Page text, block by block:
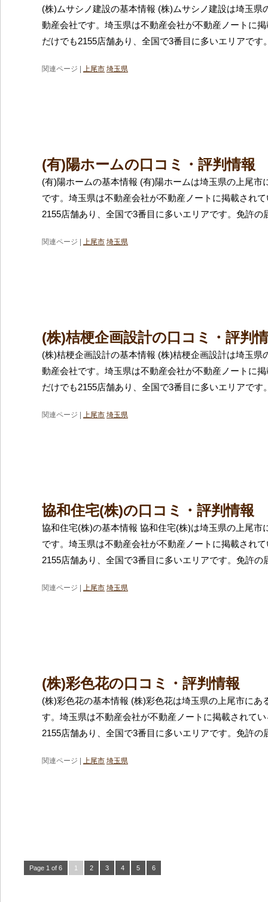
(株)ムサシノ建設の基本情報 (株)ムサシノ建設は埼玉県
動産会社です。埼玉県は不動産会社が不動産ノートに
だけでも2155店舗あり、全国で3番目に多いエリアです
関連ページ | 上尾市 埼玉県
(有)陽ホームの口コミ・評判情報
(有)陽ホームの基本情報 (有)陽ホームは埼玉県の上尾市
です。埼玉県は不動産会社が不動産ノートに掲載され
2155店舗あり、全国で3番目に多いエリアです。免許の
関連ページ | 上尾市 埼玉県
(株)桔梗企画設計の口コミ・評判
(株)桔梗企画設計の基本情報 (株)桔梗企画設計は埼玉県
動産会社です。埼玉県は不動産会社が不動産ノートに
だけでも2155店舗あり、全国で3番目に多いエリアです
関連ページ | 上尾市 埼玉県
協和住宅(株)の口コミ・評判情報
協和住宅(株)の基本情報 協和住宅(株)は埼玉県の上尾市
です。埼玉県は不動産会社が不動産ノートに掲載され
2155店舗あり、全国で3番目に多いエリアです。免許の
関連ページ | 上尾市 埼玉県
(株)彩色花の口コミ・評判情報
(株)彩色花の基本情報 (株)彩色花は埼玉県の上尾市にあ
す。埼玉県は不動産会社が不動産ノートに掲載されて
2155店舗あり、全国で3番目に多いエリアです。免許の
関連ページ | 上尾市 埼玉県
Page 1 of 6 1 2 3 4 5 6